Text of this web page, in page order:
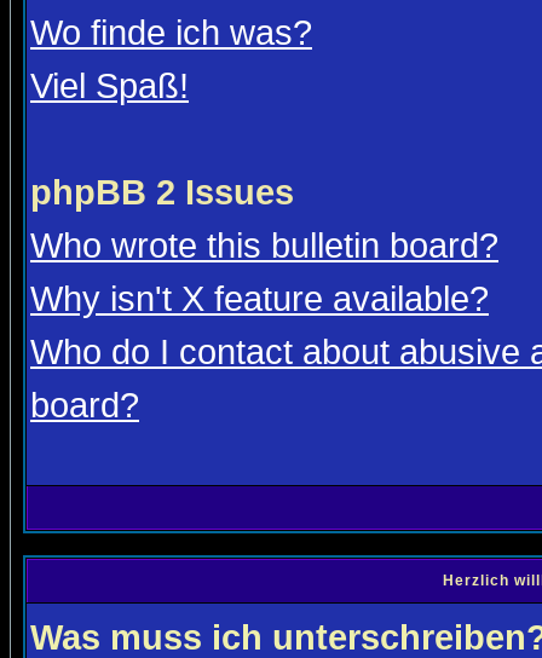
Wo finde ich was?
Viel Spaß!
phpBB 2 Issues
Who wrote this bulletin board?
Why isn't X feature available?
Who do I contact about abusive
board?
Herzlich
Was muss ich